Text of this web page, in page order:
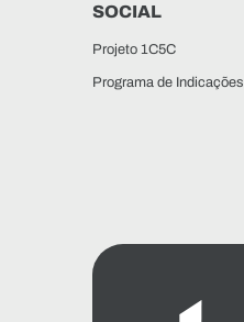
SOCIAL
Projeto 1C5C
Programa de Indicações